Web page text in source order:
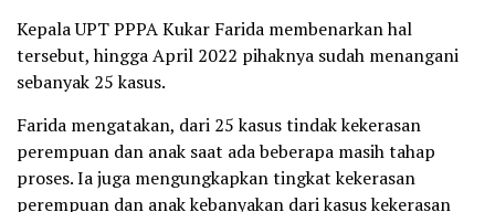
Kepala UPT PPPA Kukar Farida membenarkan hal
tersebut, hingga April 2022 pihaknya sudah menangani
sebanyak 25 kasus.
Farida mengatakan, dari 25 kasus tindak kekerasan
perempuan dan anak saat ada beberapa masih tahap
proses. Ia juga mengungkapkan tingkat kekerasan
perempuan dan anak kebanyakan dari kasus kekerasan